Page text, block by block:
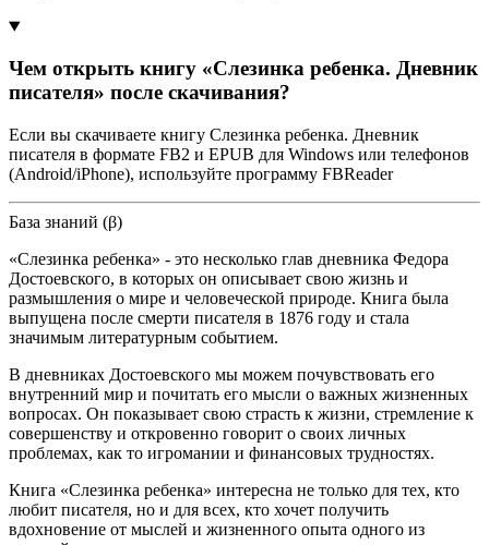
Чем открыть книгу «Слезинка ребенка. Дневник
писателя» после скачивания?
Если вы скачиваете книгу Слезинка ребенка. Дневник
писателя в формате FB2 и EPUB для Windows или телефонов
(Android/iPhone), используйте программу FBReader
База знаний (β)
«Слезинка ребенка» - это несколько глав дневника Федора
Достоевского, в которых он описывает свою жизнь и
размышления о мире и человеческой природе. Книга была
выпущена после смерти писателя в 1876 году и стала
значимым литературным событием.
В дневниках Достоевского мы можем почувствовать его
внутренний мир и почитать его мысли о важных жизненных
вопросах. Он показывает свою страсть к жизни, стремление к
совершенству и откровенно говорит о своих личных
проблемах, как то игромании и финансовых трудностях.
Книга «Слезинка ребенка» интересна не только для тех, кто
любит писателя, но и для всех, кто хочет получить
вдохновение от мыслей и жизненного опыта одного из